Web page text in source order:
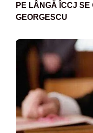
PE LÂNGĂ ÎCCJ
GEORGESCU